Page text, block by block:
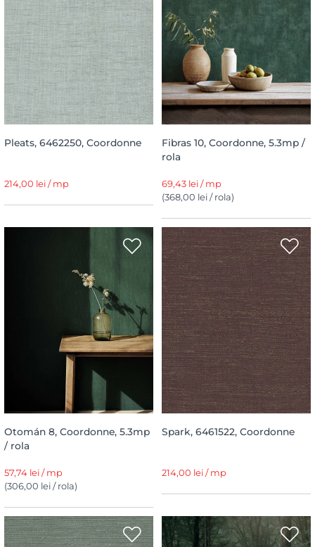
Pleats, 6462250, Coordonne
214,00 lei / mp
Fibras 10, Coordonne, 5.3mp /
rola
69,43 lei / mp
(368,00 lei / rola)
Otomán 8, Coordonne, 5.3mp
/ rola
57,74 lei / mp
(306,00 lei / rola)
Spark, 6461522, Coordonne
214,00 lei / mp